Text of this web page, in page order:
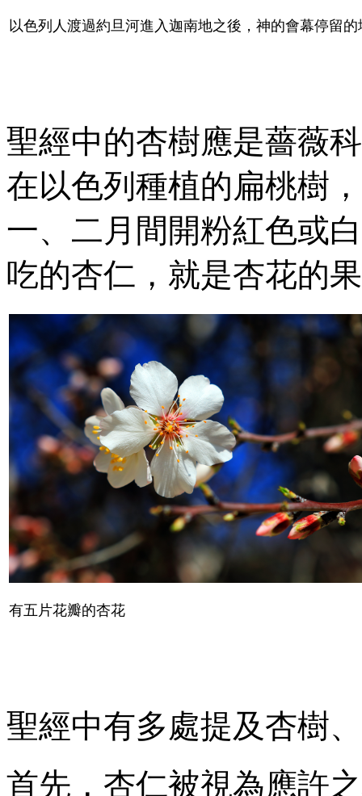
以色列人渡過約旦河進入迦南地之後，神的會幕停留
聖經中的杏樹應是薔薇
在以色列種植的扁桃樹
一、二月間開粉紅色或
吃的杏仁，就是杏花的
有五片花瓣的杏花
聖經中有多處提及杏樹
首先，杏仁被視為應許